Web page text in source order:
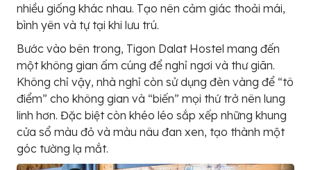
nhiều giống khác nhau. Tạo nên cảm giác thoải mái,
bình yên và tự tại khi lưu trú.
Bước vào bên trong, Tigon Dalat Hostel mang đến
một không gian ấm cúng để nghỉ ngơi và thư giãn.
Không chỉ vậy, nhà nghỉ còn sử dụng đèn vàng để “tô
điểm” cho không gian và “biến” mọi thứ trở nên lung
linh hơn. Đặc biệt còn khéo léo sắp xếp những khung
cửa sổ màu đỏ và màu nâu đan xen, tạo thành một
góc tường lạ mắt.